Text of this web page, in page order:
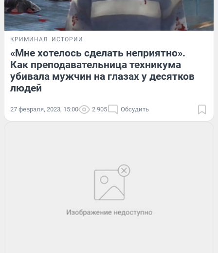
КРИМИНАЛ ИСТОРИИ
«Мне хотелось сделать неприятно».
Как преподавательница техникума
убивала мужчин на глазах у десятков
людей
27 февраля, 2023, 15:00 2 905 Обсудить